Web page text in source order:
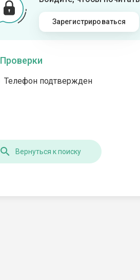
Зарегистрироваться
Проверки
Телефон подтвержден
Вернуться к поиску